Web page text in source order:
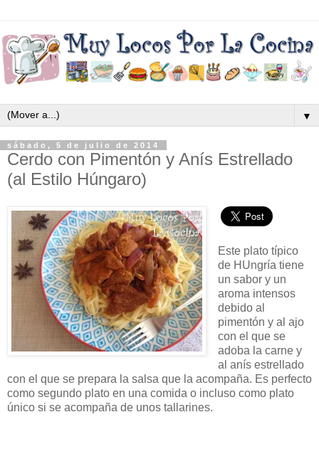
▼
sábado, 5 de julio de 2014
Cerdo con Pimentón y Anís Estrellado
(al Estilo Húngaro)
Este plato típico
de HUngría tiene
un sabor y un
aroma intensos
debido al
pimentón y al ajo
con el que se
adoba la carne y
al anís estrellado
con el que se prepara la salsa que la acompaña. Es perfecto
como segundo plato en una comida o incluso como plato
único si se acompaña de unos tallarines.